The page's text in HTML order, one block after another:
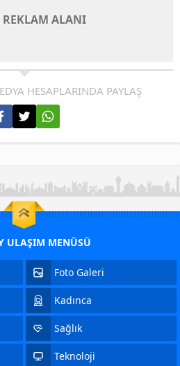
ALANI
HESAPLARINDA PAYLAŞ
ULAŞIM MENÜSÜ
Foto Galeri
Kadınca
Sağlık
Teknoloji